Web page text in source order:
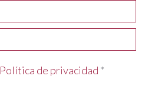
Política de privacidad *